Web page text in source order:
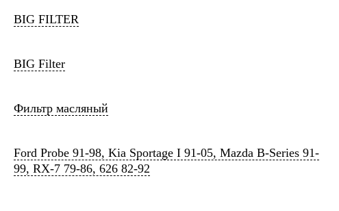
BIG FILTER
BIG Filter
Фильтр масляный
Ford Probe 91-98, Kia Sportage I 91-05, Mazda B-Series 91-
99, RX-7 79-86, 626 82-92